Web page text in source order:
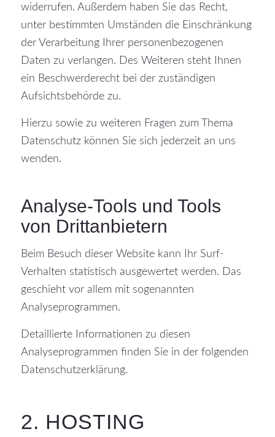
widerrufen. Außerdem haben Sie das Recht,
unter bestimmten Umständen die Einschränkung
der Verarbeitung Ihrer personenbezogenen
Daten zu verlangen. Des Weiteren steht Ihnen
ein Beschwerderecht bei der zuständigen
Aufsichtsbehörde zu.
Hierzu sowie zu weiteren Fragen zum Thema
Datenschutz können Sie sich jederzeit an uns
wenden.
Analyse-Tools und Tools
von Dritt­anbietern
Beim Besuch dieser Website kann Ihr Surf-
Verhalten statistisch ausgewertet werden. Das
geschieht vor allem mit sogenannten
Analyseprogrammen.
Detaillierte Informationen zu diesen
Analyseprogrammen finden Sie in der folgenden
Datenschutzerklärung.
2. HOSTING